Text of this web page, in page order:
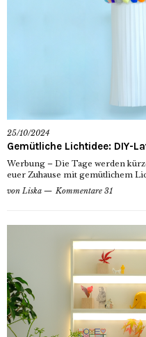
25/10/2024
Gemütliche Lichtidee: DIY-
Werbung – Die Tage werden
euer Zuhause mit gemütlichem
von Liska Kommentare 31